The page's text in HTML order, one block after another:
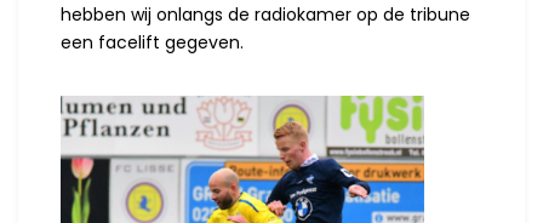
hebben wij onlangs de radiokamer op de tribune
een facelift gegeven.